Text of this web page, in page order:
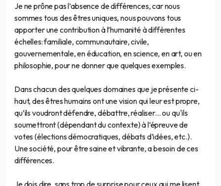
Je ne prône pas l’absence de différences, car nous
sommes tous des êtres uniques, nous pouvons tous
apporter une contribution à l’humanité à différentes
échelles: familiale, communautaire, civile,
gouvernementale, en éducation, en science, en art, ou en
philosophie, pour ne donner que quelques exemples.
Dans chacun des quelques domaines que je présente ci-
haut, des êtres humains ont une vision qui leur est propre,
qu’ils voudront défendre, débattre, réaliser... ou qu'ils
soumettront (dépendant du contexte) à l’épreuve de
votes (élections démocratiques, débats d’idées, etc.).
Une société, pour être saine et vibrante, a besoin de ces
différences.
Je dois dire, sans trop de surprise pour ceux qui me lisent,